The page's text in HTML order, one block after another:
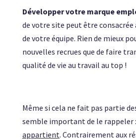
Développer votre marque
de votre site peut être consacrée
de votre équipe. Rien de mieux
nouvelles recrues que de faire
qualité de vie au travail au top !
Même si cela ne fait pas partie
semble important de le rappeler :
appartient. Contrairement aux